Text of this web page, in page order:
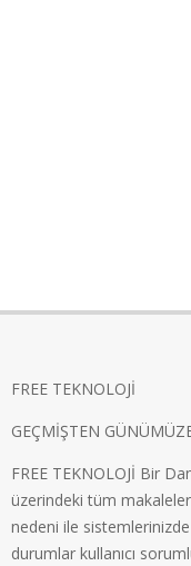
FREE TEKNOLOJİ
GEÇMİŞTEN
FREE TEKNOLOJİ Bir
üzerindeki tüm makaleler
nedeni ile
durumlar kullanıcı